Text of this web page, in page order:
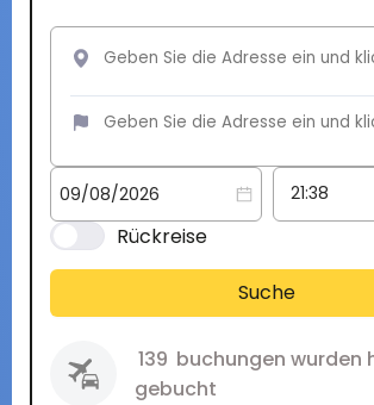
Rückreise
Suche
139 buchungen wurden
gebucht